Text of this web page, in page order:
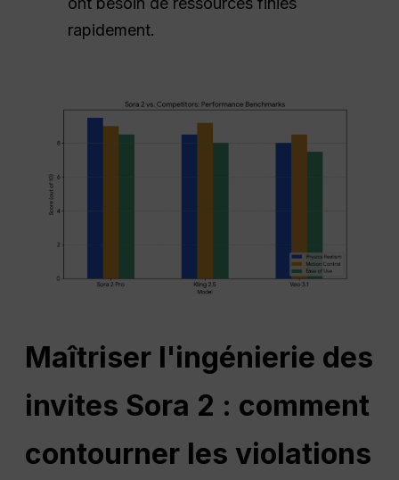
rapidement.
Maîtriser l'ingénierie des
invites Sora 2 : comment
contourner les violations